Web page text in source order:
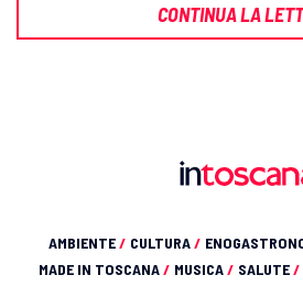
CONTINUA LA
AMBIENTE/ CULTURA/
MADE IN TOSCANA/ MUSICA/ SALUTE/